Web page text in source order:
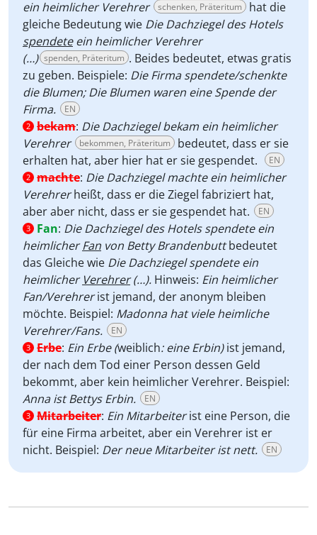
ein heimlicher Verehrer
schenken, Präteritum
hat die
gleiche Bedeutung wie Die Dachziegel des Hotels
spendeteein heimlicher Verehrer
(…) spenden, Präteritum . Beides bedeutet, etwas gratis
zu geben. Beispiele: Die Firma spendete/schenkte
die Blumen; Die Blumen waren eine Spende der
Firma.
EN
2 bekam: Die Dachziegel bekam ein heimlicher
Verehrer
bekommen, Präteritum
bedeutet, dass er sie
erhalten hat, aber hier hat er sie gespendet.
EN
2 machte: Die Dachziegel machte ein heimlicher
Verehrerheißt, dass er die Ziegel fabriziert hat,
aber aber nicht, dass er sie gespendet hat.
EN
3 Fan: Die Dachziegel des Hotels spendete ein
heimlicherFan von Betty Brandenbuttbedeutet
das Gleiche wie Die Dachziegel spendete ein
heimlicher Verehrer(…). Hinweis: Ein heimlicher
Fan/Verehrerist jemand, der anonym bleiben
möchte. Beispiel: Madonna hat viele heimliche
Verehrer/Fans.
EN
3 Erbe: Ein Erbe (weiblich: eine Erbin)ist jemand,
der nach dem Tod einer Person dessen Geld
bekommt, aber kein heimlicher Verehrer. Beispiel:
Anna ist Bettys Erbin.
EN
3 Mitarbeiter: Ein Mitarbeiterist eine Person, die
für eine Firma arbeitet, aber ein Verehrer ist er
nicht. Beispiel: Der neue Mitarbeiter ist nett. EN